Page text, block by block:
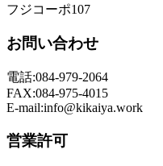
フジコーポ107
お問い合わせ
電話:084-979-2064
FAX:084-975-4015
E-mail:info@kikaiya.work
営業許可